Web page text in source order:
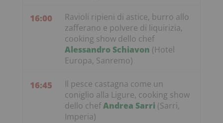
16:00
Ravioli ripieni di astice, burro allo
zafferano e polvere di liquirizia,
cooking show dello chef
Alessandro Schiavon (Hotel
Europa, Sanremo)
16:45
Il pesce castagna come un
coniglio alla Ligure, cooking show
dello chefAndrea Sarri (Sarri,
Imperia)